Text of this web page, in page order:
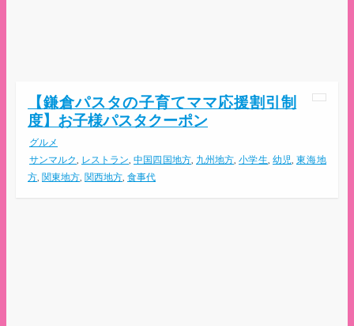
【鎌倉パスタの子育てママ応援割引制
度】お子様パスタクーポン
グルメ
サンマルク, レストラン, 中国四国地方, 九州地方, 小学生, 幼児, 東海地
方, 関東地方, 関西地方, 食事代